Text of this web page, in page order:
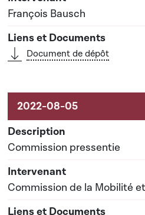
François Bausch
Document de dépôt
Commission pressentie
Commission de la Mobilité